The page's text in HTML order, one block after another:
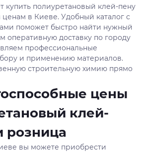
купить полиуретановый клей-пену
в Киеве. Удобный каталог с
поможет быстро найти нужный
оперативную доставку по городу
профессиональные
и применению материалов.
строительную химию прямо
цены
клей-
розница
вы можете приобрести